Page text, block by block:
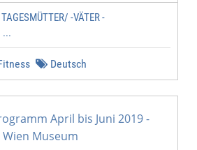
-VÄTER -
...
Deutsch